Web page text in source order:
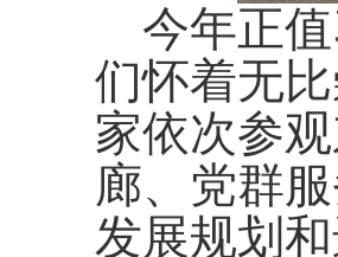
今年正值
们怀着无
家依次参
廊、党群
发展规划